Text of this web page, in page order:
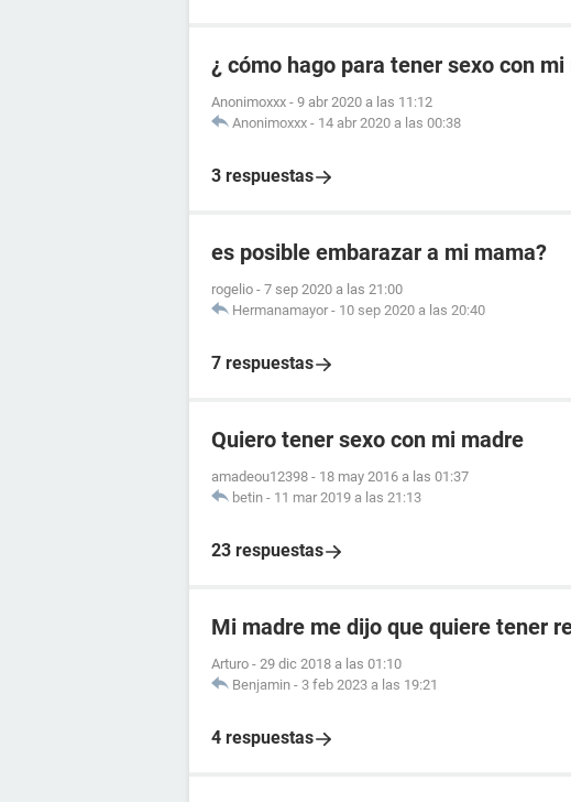
¿ cómo hago para tener sexo con mi
Anonimoxxx - 9 abr 2020 a las 11:12
Anonimoxxx - 14 abr 2020 a las 00:38
3 respuestas
es posible embarazar a mi mama?
rogelio - 7 sep 2020 a las 21:00
Hermanamayor - 10 sep 2020 a las 20:40
7 respuestas
Quiero tener sexo con mi madre
amadeou12398 - 18 may 2016 a las 01:37
betin - 11 mar 2019 a las 21:13
23 respuestas
Mi madre me dijo que quiere tener
Arturo - 29 dic 2018 a las 01:10
Benjamin - 3 feb 2023 a las 19:21
4 respuestas